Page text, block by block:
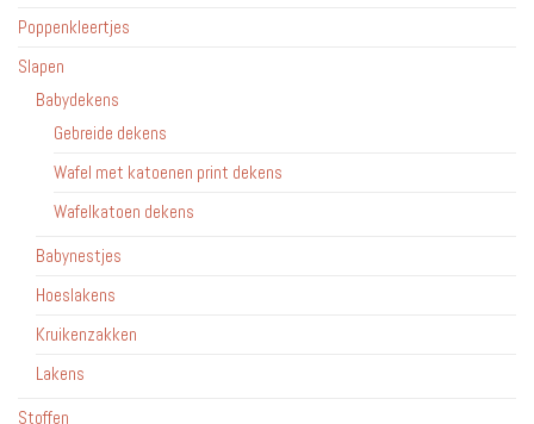
Poppenkleertjes
Slapen
Babydekens
Gebreide dekens
Wafel met katoenen print dekens
Wafelkatoen dekens
Babynestjes
Hoeslakens
Kruikenzakken
Lakens
Stoffen